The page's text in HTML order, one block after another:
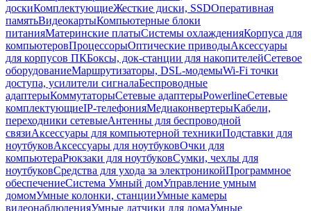
доскиКомплектующиеЖесткие диски, SSDОперативная
памятьВидеокартыКомпьютерные блоки
питанияМатеринские платыСистемы охлажденияКорпуса для
компьютеровПроцессорыОптические приводыАксессуары
для корпусов ПКБоксы, док-станции для накопителейСетевое
оборудованиеМаршрутизаторы, DSL-модемыWi-Fi точки
доступа, усилители сигналаБеспроводные
адаптерыКоммутаторыСетевые адаптерыPowerlineСетевые
комплектующиеIP-телефонияМедиаконвертерыКабели,
переходники сетевыеАнтенны для беспроводной
связиАксессуары для компьютерной техникиПодставки для
ноутбуковАксессуары для ноутбуковОчки для
компьютераРюкзаки для ноутбуковСумки, чехлы для
ноутбуковСредства для ухода за электроникойПрограммное
обеспечениеСистема Умный домУправление умным
домомУмные колонки, станцииУмные камеры
видеонаблюденияУмные датчики для домаУмные